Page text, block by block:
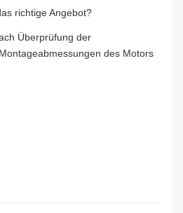
richtige Angebot?
Überprüfung der
des Motors